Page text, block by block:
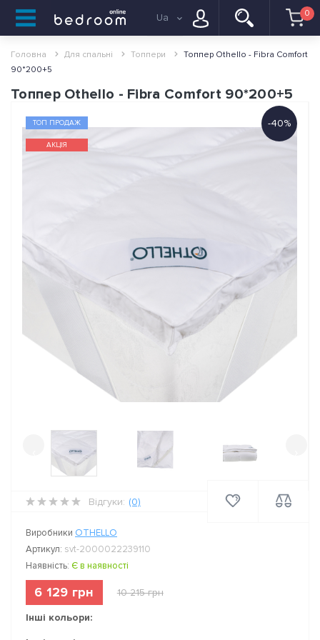
Ua 0
Головна Для спальні Топпери
Топпер Othello - Fibra Comfort
90*200+5
Топпер Othello - Fibra Comfort 90*200+5
-40%
ТОП ПРОДАЖ
АКЦІЯ
Відгуки: (0)
Виробники OTHELLO
Артикул: svt-2000022239110
Наявність: Є в наявності
6 129 грн 10 215 грн
Інші кольори: